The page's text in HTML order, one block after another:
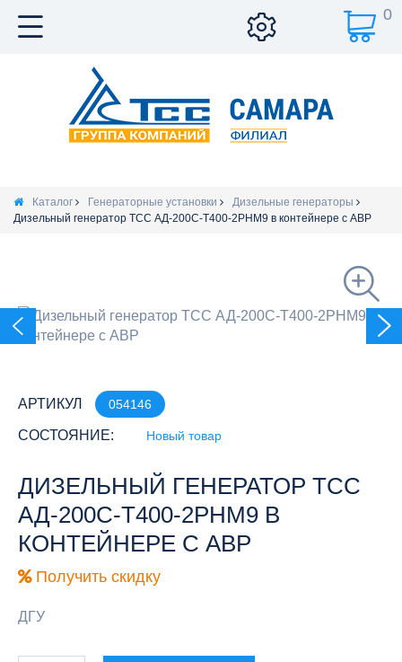
0
Каталог Генераторные установки
Дизельные генераторы
Дизельный генератор ТСС АД-200С-Т400-2РНМ9 в контейнере с АВР
АРТИКУЛ 054146
СОСТОЯНИЕ: Новый товар
ДИЗЕЛЬНЫЙ ГЕНЕРАТОР ТСС
АД-200С-Т400-2РНМ9 В
КОНТЕЙНЕРЕ С АВР
Получить скидку
ДГУ